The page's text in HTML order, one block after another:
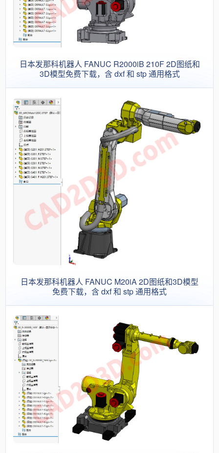
日本发那科机器人 FANUC R2000iB 210F 2D图纸和
3D模型免费下载，含 dxf 和 stp 通用格式
日本发那科机器人 FANUC M20iA 2D图纸和3D模型
免费下载，含 dxf 和 stp 通用格式